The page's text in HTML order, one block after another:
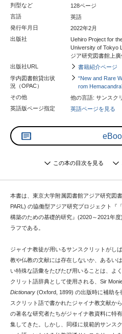
判型など
128ページ
言語
英語
発行年月日
2022年2月
出版社
Uehiro Project for
University of Tokyo
ジア研究図書館上
出版社URL
書籍紹介ページ
学内図書館貸出状
況（OPAC）
“New and Rare
rom
その他
他の言語: サンスク
英語版ページ指定
英語ページを見る
この本の目次を見る
本書は、東京大学附属図書館アジア研究図
PARL) の協働型アジア研究プロジェクト『
構築のための基礎的研究』(2020～2021年
ラフである。
ジャイナ教徒が用いるサンスクリットがし
教や仏教の文献には存在しないか、あるい
い特殊な語彙をたびたび用いることは、よ
クリット語辞典として使用される、Sir
Dictionary (Oxford, 1899) の出版時に補助
スクリット語で書かれたジャイナ教文献か
の著名な研究者たちがジャイナ教資料に特
集してきた。しかし、同様に規範的サンス